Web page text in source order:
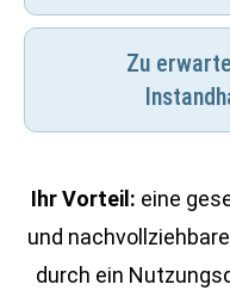
Zu
Ihr Vorteil: eine
und
durch ein